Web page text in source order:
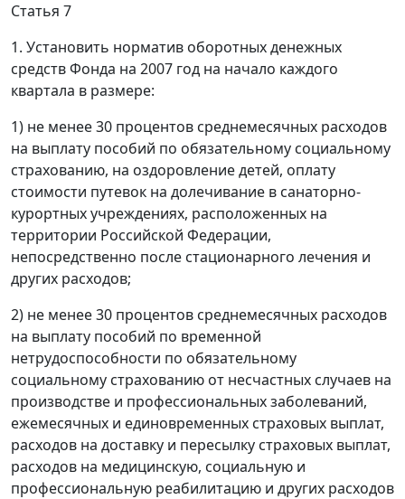
Статья 7
1. Установить норматив оборотных денежных
средств Фонда на 2007 год на начало каждого
квартала в размере:
1) не менее 30 процентов среднемесячных расходов
на выплату пособий по обязательному социальному
страхованию, на оздоровление детей, оплату
стоимости путевок на долечивание в санаторно-
курортных учреждениях, расположенных на
территории Российской Федерации,
непосредственно после стационарного лечения и
других расходов;
2) не менее 30 процентов среднемесячных расходов
на выплату пособий по временной
нетрудоспособности по обязательному
социальному страхованию от несчастных случаев на
производстве и профессиональных заболеваний,
ежемесячных и единовременных страховых выплат,
расходов на доставку и пересылку страховых выплат,
расходов на медицинскую, социальную и
профессиональную реабилитацию и других расходов